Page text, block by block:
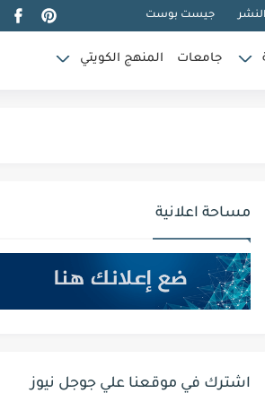
جيست بوست
جامعات المنهج الكويتي
مساحة اعلانية
اشترك في موقعنا علي جوجل نيوز